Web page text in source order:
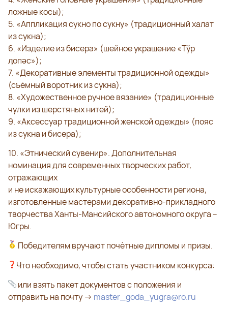
ложные косы);
5. «Аппликация сукно по сукну» (традиционный халат
из сукна);
6. «Изделие из бисера» (шейное украшение «Тўр
ӆопәс»);
7. «Декоративные элементы традиционной одежды»
(съёмный воротник из сукна);
8. «Художественное ручное вязание» (традиционные
чулки из шерстяных нитей);
9. «Аксессуар традиционной женской одежды» (пояс
из сукна и бисера);
10. «Этнический сувенир». Дополнительная
номинация для современных творческих работ,
отражающих
и не искажающих культурные особенности региона,
изготовленные мастерами декоративно-прикладного
творчества Ханты-Мансийского автономного округа –
Югры.
Победителям вручают почётные дипломы и призы.
Что необходимо, чтобы стать участником конкурса:
или взять пакет документов с положения и
отправить на почту → master_goda_yugra@ro.ru